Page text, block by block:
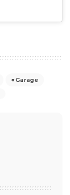
Garage